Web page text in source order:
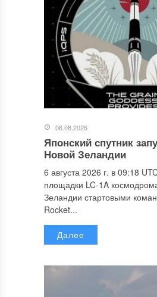
06.08.2026
Японский спутник
Новой Зеландии
6 августа 2026 г. в 09:18
площадки LC-1A
Зеландии стартовыми
Rocket...
Далее